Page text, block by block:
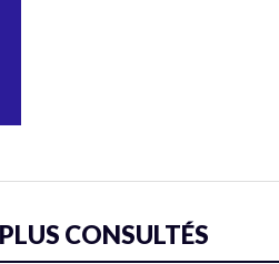
CONSULTÉS